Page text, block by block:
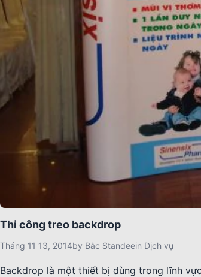
Thi công treo backdrop
Tháng 11 13, 2014by Bắc Standeein Dịch vụ
Backdrop là một thiết bị dùng trong lĩnh